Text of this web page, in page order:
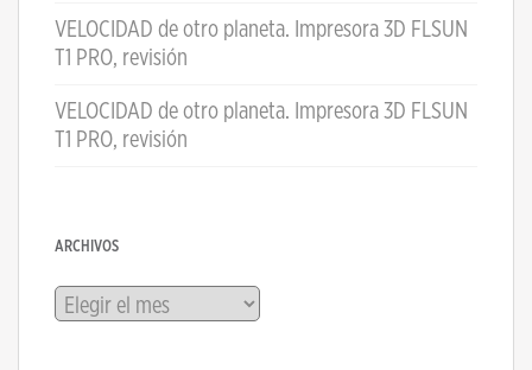
VELOCIDAD de otro planeta. Impresora 3D FLSUN
T1 PRO, revisión
VELOCIDAD de otro planeta. Impresora 3D FLSUN
T1 PRO, revisión
ARCHIVOS
Archivos